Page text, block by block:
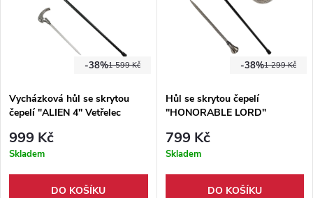
1 599 Kč
-38%
Vycházková hůl se skrytou
čepelí "ALIEN 4" Vetřelec
999 Kč
Skladem
DO KOŠÍKU
1 299 Kč
-38%
Hůl se skrytou čepelí
"HONORABLE LORD"
799 Kč
Skladem
DO KOŠÍKU